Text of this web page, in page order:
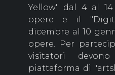
Yellow" dal 4 al
opere e il
dicembre al 10
opere. Per
visitatori
piattaforma di